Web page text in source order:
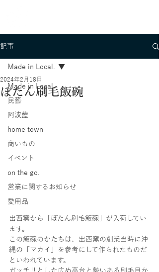
記事
Made in Local.
民藝
阿波藍
home town
商いもの
イベント
on the go.
営業に関するお知らせ
愛用品
Made in Local.
ぼたん刷毛飯碗
2024年2月18日
出西窯から「ぼたん刷毛飯碗」が入荷してい
ます。
この飯碗のかたちは、出西窯の創業当時に沖
縄の「マカイ」を参考にして作られたものだ
といわれています。